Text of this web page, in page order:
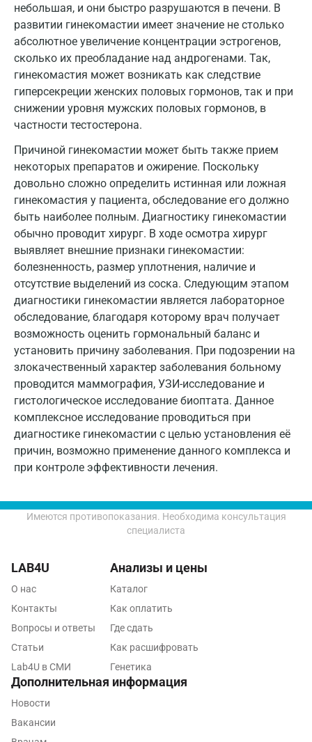
небольшая, и они быстро разрушаются в печени. В
развитии гинекомастии имеет значение не столько
абсолютное увеличение концентрации эстрогенов,
сколько их преобладание над андрогенами. Так,
гинекомастия может возникать как следствие
гиперсекреции женских половых гормонов, так и при
снижении уровня мужских половых гормонов, в
частности тестостерона.
Причиной гинекомастии может быть также прием
некоторых препаратов и ожирение. Поскольку
довольно сложно определить истинная или ложная
гинекомастия у пациента, обследование его должно
быть наиболее полным. Диагностику гинекомастии
обычно проводит хирург. В ходе осмотра хирург
выявляет внешние признаки гинекомастии:
болезненность, размер уплотнения, наличие и
отсутствие выделений из соска. Следующим этапом
диагностики гинекомастии является лабораторное
обследование, благодаря которому врач получает
возможность оценить гормональный баланс и
установить причину заболевания. При подозрении на
злокачественный характер заболевания больному
проводится маммография, УЗИ-исследование и
гистологическое исследование биоптата. Данное
комплексное исследование проводиться при
диагностике гинекомастии с целью установления её
причин, возможно применение данного комплекса и
при контроле эффективности лечения.
Истра
Йошкар-Ола
Калининград
Калуга
Кемерово
Ковров
Коломна
Королев
Кострома
Котельники
Красногорск
Краснодар
Красноярск
Курск
Лабинск
Лобня
Майкоп
Мурманск
Наро-Фоминск
Нижневартовск
Нижнекамск
Новокузнецк
Имеются противопоказания. Необходима консультация
специалиста
LAB4U
О нас
Контакты
Вопросы и ответы
Статьи
Lab4U в СМИ
Анализы и цены
Каталог
Как оплатить
Где сдать
Как расшифровать
Генетика
Дополнительная информация
Новости
Вакансии